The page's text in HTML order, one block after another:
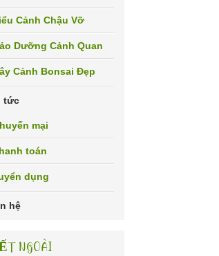
Cảnh Chậu Vỡ
Dưỡng Cảnh Quan
Cảnh Bonsai Đẹp
tức
mại
toán
dụng
hệ
NGOÀI